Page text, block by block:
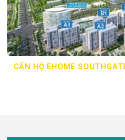
CĂN HỘ EHOME